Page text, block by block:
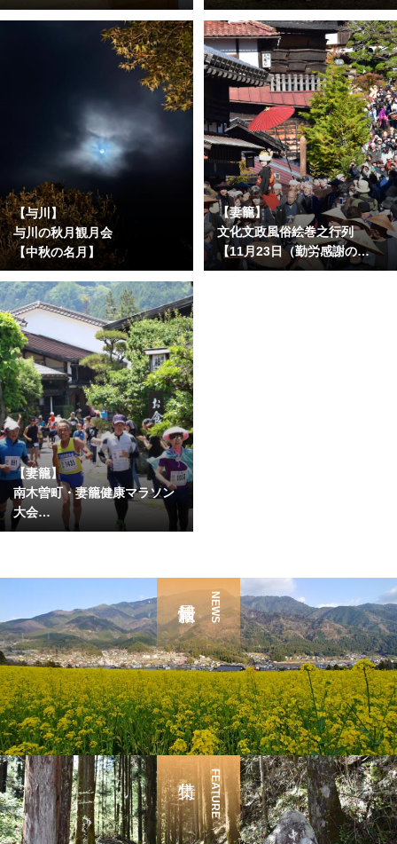
【与川】
与川の秋月観月会
【中秋の名月】
【妻籠】
文化文政風俗絵巻之行列
【11月23日（勤労感謝の
日）】
【妻籠】
南木曽町・妻籠健康マラソン
大会
【6月第1日曜日】
NEWS
FEATURE